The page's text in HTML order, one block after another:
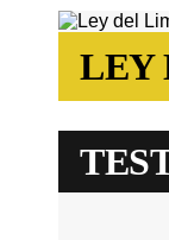
LEY